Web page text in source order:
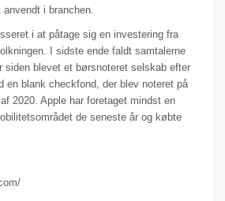
i branchen.
i at påtage sig en investering fra
I sidste ende faldt samtalerne
siden blevet et børsnoteret selskab efter
en blank checkfond, der blev noteret på
​​2020. Apple har foretaget mindst en
de seneste år og købte